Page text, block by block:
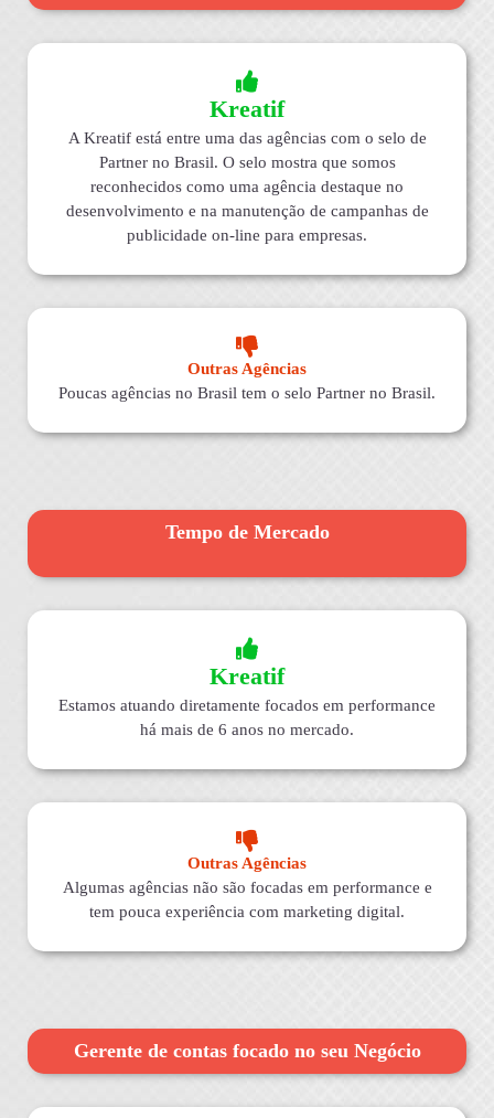
Kreatif
A Kreatif está entre uma das agências com o selo de
Partner no Brasil. O selo mostra que somos
reconhecidos como uma agência destaque no
desenvolvimento e na manutenção de campanhas de
publicidade on-line para empresas.
Outras Agências
Poucas agências no Brasil tem o selo Partner no Brasil.
Tempo de Mercado
Kreatif
Estamos atuando diretamente focados em performance
há mais de 6 anos no mercado.
Outras Agências
Algumas agências não são focadas em performance e
tem pouca experiência com marketing digital.
Gerente de contas focado no seu Negócio